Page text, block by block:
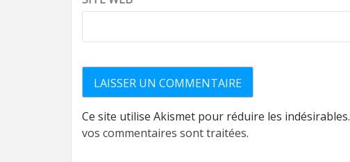
Ce site utilise Akismet pour réduire les indésirables.
vos commentaires sont traitées.